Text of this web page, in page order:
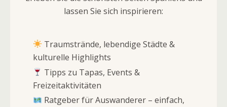
lassen Sie sich inspirieren:
Traumstrände, lebendige Städte &
kulturelle Highlights
Tipps zu Tapas, Events &
Freizeitaktivitäten
Ratgeber für Auswanderer – einfach,